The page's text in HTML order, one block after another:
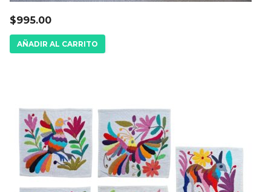
$995.00
AÑADIR AL CARRITO